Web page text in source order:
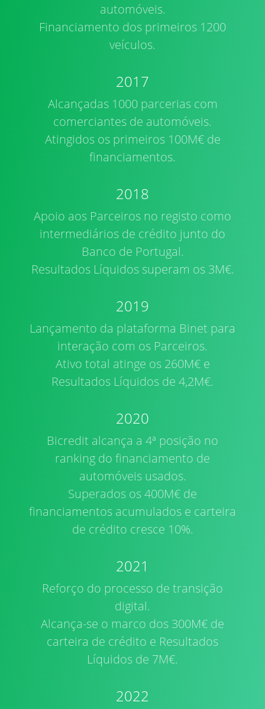
automóveis.
Financiamento dos primeiros 1200
veículos.
2017
Alcançadas 1000 parcerias com
comerciantes de automóveis.
Atingidos os primeiros 100M€ de
financiamentos.
2018
Apoio aos Parceiros no registo como
intermediários de crédito junto do
Banco de Portugal.
Resultados Líquidos superam os 3M€.
2019
Lançamento da plataforma Binet para
interação com os Parceiros.
Ativo total atinge os 260M€ e
Resultados Líquidos de 4,2M€.
2020
Bicredit alcança a 4ª posição no
ranking do financiamento de
automóveis usados.
Superados os 400M€ de
financiamentos acumulados e carteira
de crédito cresce 10%.
2021
Reforço do processo de transição
digital.
Alcança-se o marco dos 300M€ de
carteira de crédito e Resultados
Líquidos de 7M€.
2022